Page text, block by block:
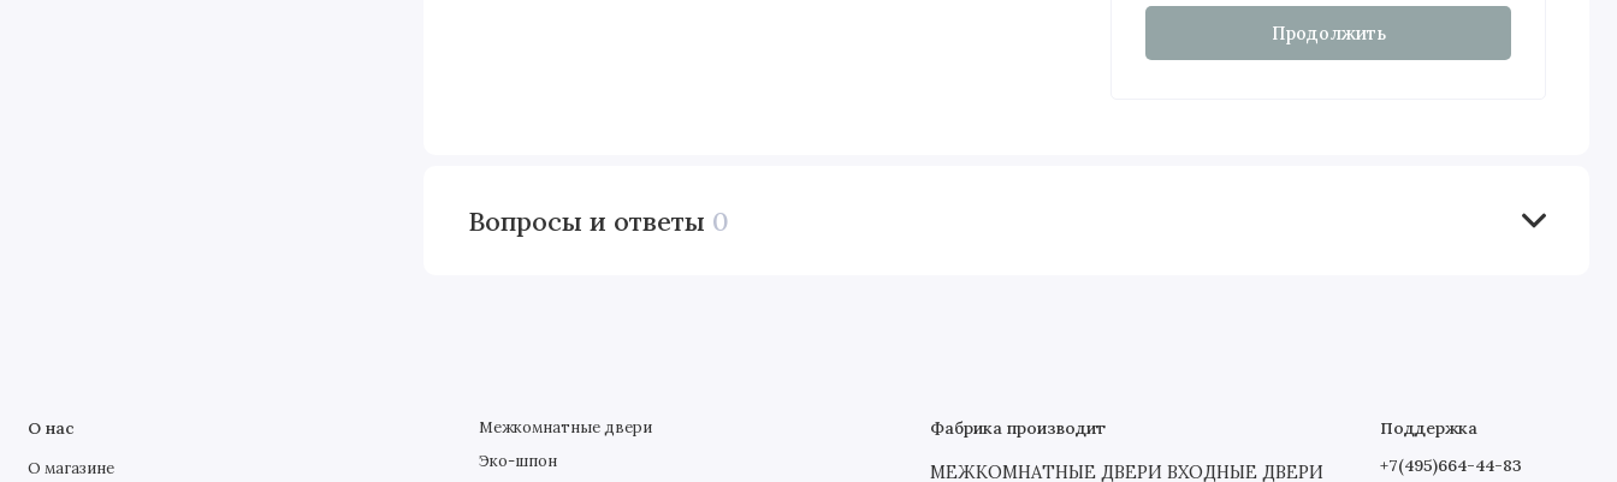
Продолжить
Вопросы и ответы 0
О нас
О магазине
Межкомнатные двери
Эко-шпон
Фабрика производит
МЕЖКОМНАТНЫЕ ДВЕРИ ВХОДНЫЕ ДВЕРИ
Поддержка
+7(495)664-44-83